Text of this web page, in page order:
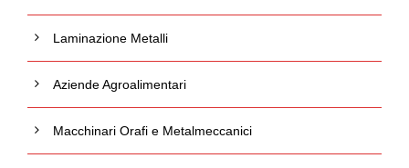
Laminazione Metalli
Aziende Agroalimentari
Macchinari Orafi e Metalmeccanici